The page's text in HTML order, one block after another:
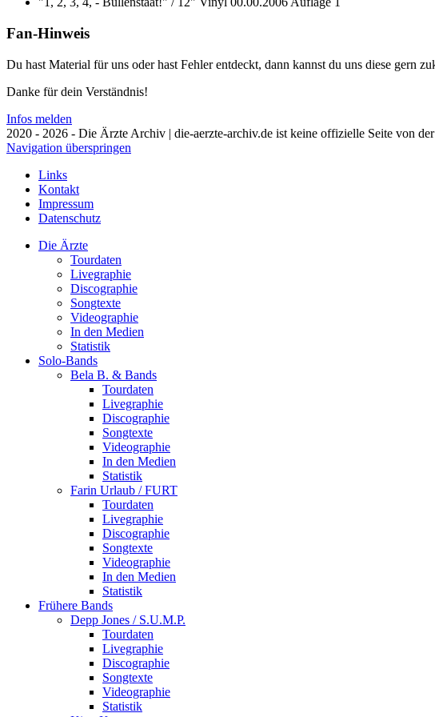
Fan-Hinweis
Du hast Material für uns oder hast Fehler entdeckt, dann kannst du uns diese gern
Danke für dein Verständnis!
Infos melden
2020 - 2026 - Die Ärzte Archiv | die-aerzte-archiv.de ist keine offizielle Seite von
Navigation überspringen
Links
Kontakt
Impressum
Datenschutz
Die Ärzte
Tourdaten
Livegraphie
Discographie
Songtexte
Videographie
In den Medien
Statistik
Solo-Bands
Bela B. & Bands
Tourdaten
Livegraphie
Discographie
Songtexte
Videographie
In den Medien
Statistik
Farin Urlaub / FURT
Tourdaten
Livegraphie
Discographie
Songtexte
Videographie
In den Medien
Statistik
Frühere Bands
Depp Jones / S.U.M.P.
Tourdaten
Livegraphie
Discographie
Songtexte
Videographie
Statistik